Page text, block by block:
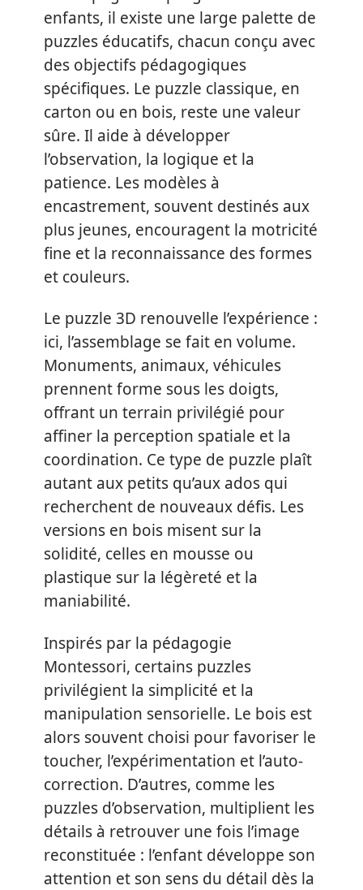
enfants, il existe une large palette de
puzzles éducatifs, chacun conçu avec
des objectifs pédagogiques
spécifiques. Le puzzle classique, en
carton ou en bois, reste une valeur
sûre. Il aide à développer
l’observation, la logique et la
patience. Les modèles à
encastrement, souvent destinés aux
plus jeunes, encouragent la motricité
fine et la reconnaissance des formes
et couleurs.
Le puzzle 3D renouvelle l’expérience :
ici, l’assemblage se fait en volume.
Monuments, animaux, véhicules
prennent forme sous les doigts,
offrant un terrain privilégié pour
affiner la perception spatiale et la
coordination. Ce type de puzzle plaît
autant aux petits qu’aux ados qui
recherchent de nouveaux défis. Les
versions en bois misent sur la
solidité, celles en mousse ou
plastique sur la légèreté et la
maniabilité.
Inspirés par la pédagogie
Montessori, certains puzzles
privilégient la simplicité et la
manipulation sensorielle. Le bois est
alors souvent choisi pour favoriser le
toucher, l’expérimentation et l’auto-
correction. D’autres, comme les
puzzles d’observation, multiplient les
détails à retrouver une fois l’image
reconstituée : l’enfant développe son
attention et son sens du détail dès la